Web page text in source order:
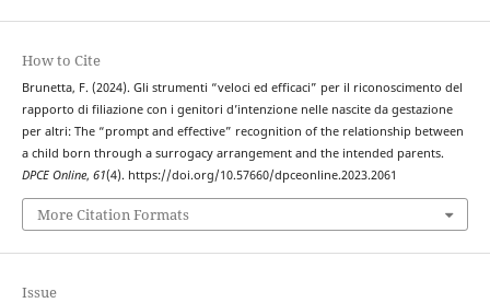
How to Cite
Brunetta, F. (2024). Gli strumenti “veloci ed efficaci” per il riconoscimento del
rapporto di filiazione con i genitori d’intenzione nelle nascite da gestazione
per altri: The “prompt and effective” recognition of the relationship between
a child born through a surrogacy arrangement and the intended parents.
DPCE Online, 61(4). https://doi.org/10.57660/dpceonline.2023.2061
More Citation Formats
Issue